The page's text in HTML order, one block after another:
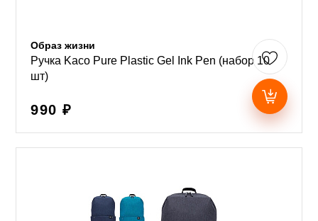
Образ жизни
Ручка Kaco Pure Plastic Gel Ink Pen (набор 10
шт)
990 ₽